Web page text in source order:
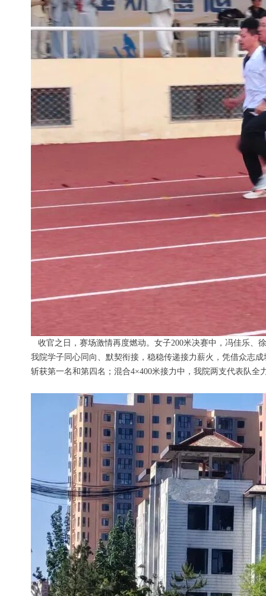
收官之日，赛场激情再度燃动。女子200米决赛中，冯佳乐、
我院学子同心同向、默契衔接，稳稳传递接力薪火，凭借众志
斩获第一名和第四名；混合4×400米接力中，我院两支代表队